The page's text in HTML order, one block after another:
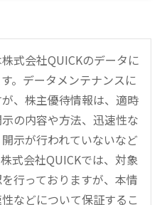
式会社QUICKのデータに
。データメンテナンスに
、株主優待情報は、適時
の内容や方法、迅速性な
示が行われていないなど
式会社QUICKでは、対象
行っておりますが、本情
などについて保証するこ